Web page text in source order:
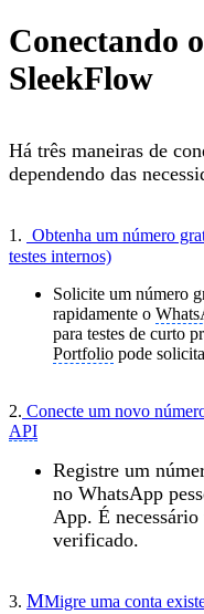
Conectando
SleekFlow
Há três maneiras de
dependendo das
1. Obtenha um número
testes internos)
Solicite um número
rapidamente o
para testes de curto
Portfolio pode
2. Conecte um novo
API
Registre um
no WhatsApp
App. É necessário
verificado.
3. MMigre uma conta